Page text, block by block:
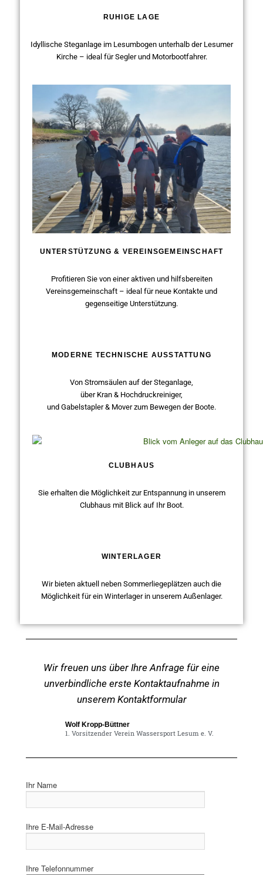
RUHIGE LAGE
Idyllische Steganlage im Lesumbogen unterhalb der Lesumer
Kirche – ideal für Segler und Motorbootfahrer.
UNTERSTÜTZUNG & VEREINSGEMEINSCHAFT
Profitieren Sie von einer aktiven und hilfsbereiten
Vereinsgemeinschaft – ideal für neue Kontakte und
gegenseitige Unterstützung.
MODERNE TECHNISCHE AUSSTATTUNG
Von Stromsäulen auf der Steganlage,
über Kran & Hochdruckreiniger,
und Gabelstapler & Mover zum Bewegen der Boote.
CLUBHAUS
Sie erhalten die Möglichkeit zur Entspannung in unserem
Clubhaus mit Blick auf Ihr Boot.
WINTERLAGER
Wir bieten aktuell neben Sommerliegeplätzen auch die
Möglichkeit für ein Winterlager in unserem Außenlager.
Wir freuen uns über Ihre Anfrage für eine
unverbindliche erste Kontaktaufnahme in
unserem Kontaktformular
Wolf Kropp-Büttner
1. Vorsitzender Verein Wassersport Lesum e. V.
Ihr Name
Ihre E-Mail-Adresse
Ihre Telefonnummer